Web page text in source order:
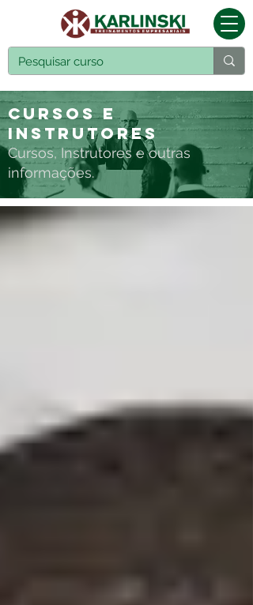
Cursos e
Instrutores
Cursos, Instrutores e outras
informações.